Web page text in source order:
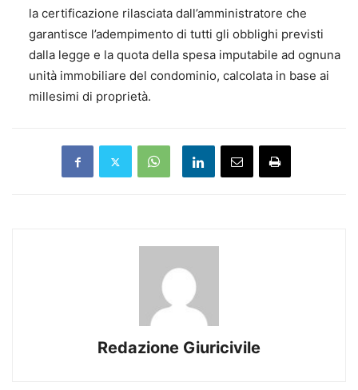
la certificazione rilasciata dall’amministratore che
garantisce l’adempimento di tutti gli obblighi previsti
dalla legge e la quota della spesa imputabile ad ognuna
unità immobiliare del condominio, calcolata in base ai
millesimi di proprietà.
Redazione Giuricivile